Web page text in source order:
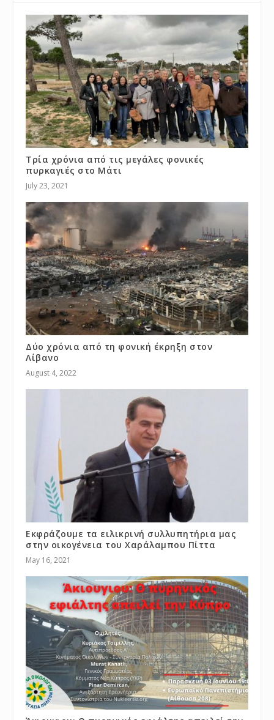
Τρία χρόνια από τις μεγάλες φονικές
πυρκαγιές στο Μάτι
July 23, 2021
Δύο χρόνια από τη φονική έκρηξη στον
Λίβανο
August 4, 2022
Εκφράζουμε τα ειλικρινή συλλυπητήρια μας
στην οικογένεια του Χαράλαμπου Πίττα
May 16, 2021